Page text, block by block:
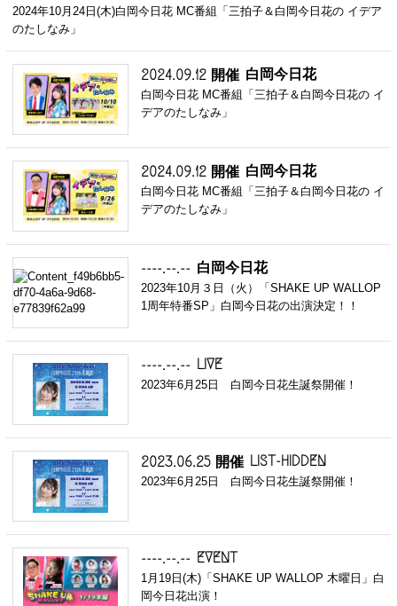
2024年10月24日(木)白岡今日花 MC番組「三拍子＆白岡今日花の イデア
のたしなみ」
2024.09.12 開催 白岡今日花
白岡今日花 MC番組「三拍子＆白岡今日花の イ
デアのたしなみ」
2024.09.12 開催 白岡今日花
白岡今日花 MC番組「三拍子＆白岡今日花の イ
デアのたしなみ」
----.--.-- 白岡今日花
2023年10月３日（火）「SHAKE UP WALLOP
1周年特番SP」白岡今日花の出演決定！！
----.--.-- LIVE
2023年6月25日 白岡今日花生誕祭開催！
2023.06.25 開催 LIST-HIDDEN
2023年6月25日 白岡今日花生誕祭開催！
----.--.-- EVENT
1月19日(木)「SHAKE UP WALLOP 木曜日」白
岡今日花出演！